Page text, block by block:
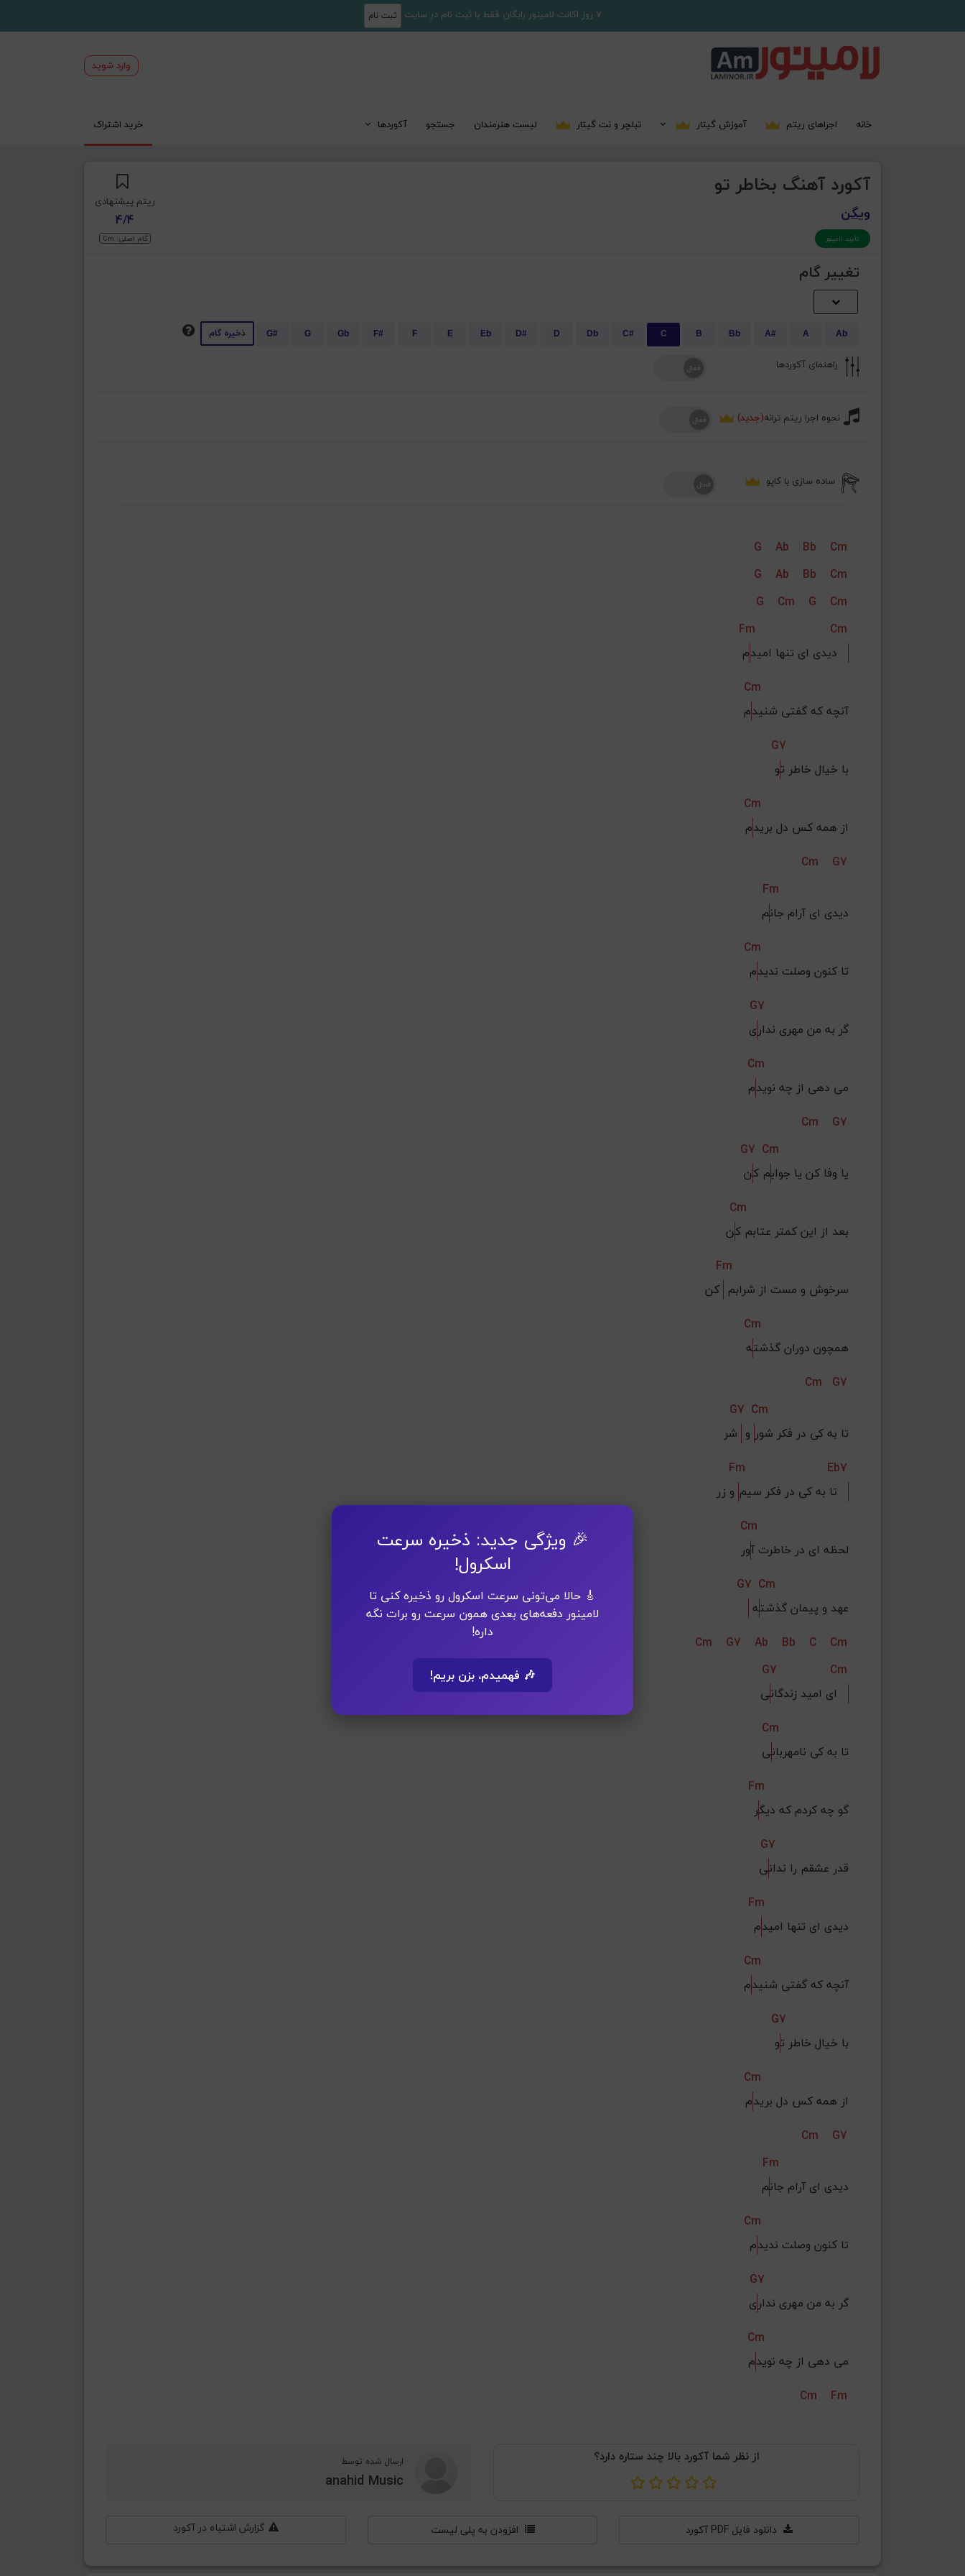
7 روز اکانت لامینور رایگان فقط با ثبت نام در سایت ثبت نام
وارد شوید
خانه اجراهای ریتم آموزش گیتار تبلچر و نت گیتار لیست هنرمندان جستجو آکوردها خرید اشتراک
آکورد آهنگ بخاطر تو
ویگن
تأیید لامینور
ریتم پیشنهادی
4/4
گام اصلی: Cm
تغییر گام
🎉 ویژگی جدید: ذخیره سرعت
اسکرول!
🎸 حالا می‌تونی سرعت اسکرول رو ذخیره کنی تا
لامینور دفعه‌های بعدی همون سرعت رو برات نگه
داره!
🎶 فهمیدم، بزن بریم!
Ab
A
A#
Bb
B
C
C#
Db
D
D#
Eb
E
F
F#
Gb
G
G# ذخیره گام
راهنمای آکوردها
نحوه اجرا ریتم ترانه(جدید)
ساده سازی با کاپو
G Ab Bb
Cm
G
Ab Bb
Cm
G
Cm G
Cm
Fm
Cm
دیدی ای تنها امید
Cm
آنچه که گفتی شنیدم
G7
با خیال خاطر تو
Cm
از همه کس دل بریدم
Cm
G7
Fm
دیدی ای آرام جانم
Cm
تا کنون وصلت ندیدم
G7
گر به من مهری نداری
Cm
می دهی از چه نویدم
Cm
G7
G7 Cm
یا وفا کن یا جوابم کن
Cm
بعد از این کمتر عتابم کن
Fm
سرخوش و مست از شرابم کن
Cm
همچون دوران گذشته
Cm G7
G7 Cm
تا به کی در فکر شور و شر
Fm
Eb7
تا به کی در فکر سیم
Cm
لحظه ای در خاطرت آور
G7 Cm
عهد و پیمان گذشته
Cm
G7 Ab Bb C
Cm
G7
Cm
ای امید زندگان
Cm
تا به کی نامهربانی
Fm
گو چه کردم که دیگر
G7
قدر عشقم را ندانی
Fm
دیدی ای تنها امیدم
Cm
آنچه که گفتی شنیدم
G7
با خیال خاطر تو
Cm
از همه کس دل بریدم
Cm
G7
Fm
دیدی ای آرام جانم
Cm
تا کنون وصلت ندیدم
G7
گر به من مهری نداری
Cm
می دهی از چه نویدم
Cm
Fm
از نظر شما آکورد بالا چند ستاره دارد؟ ارسال شده توسط
anahid Music
افزودن به پلی لیست گزارش اشتباه در آکورد